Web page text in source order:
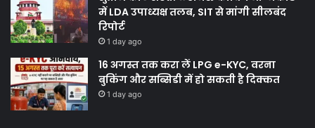
में LDA उपाध्यक्ष तलब, SIT से मांगी सीलबंद
रिपोर्ट
1 day ago
16 अगस्त तक करा लें LPG e-KYC, वरना
बुकिंग और सब्सिडी में हो सकती है दिक्कत
1 day ago